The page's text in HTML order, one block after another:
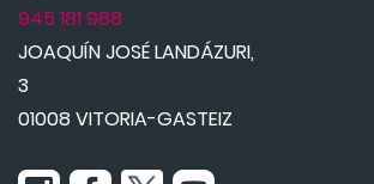
945 181 988
JOAQUÍN JOSÉ LANDÁZURI,
3
01008 VITORIA-GASTEIZ